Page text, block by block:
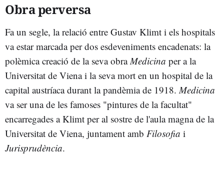
Obra perversa
Fa un segle, la relació entre Gustav Klimt i els hospitals
va estar marcada per dos esdeveniments encadenats: la
polèmica creació de la seva obra Medicina per a la
Universitat de Viena i la seva mort en un hospital de la
capital austríaca durant la pandèmia de 1918. Medicina
va ser una de les famoses "pintures de la facultat"
encarregades a Klimt per al sostre de l'aula magna de la
Universitat de Viena, juntament amb Filosofia i
Jurisprudència.